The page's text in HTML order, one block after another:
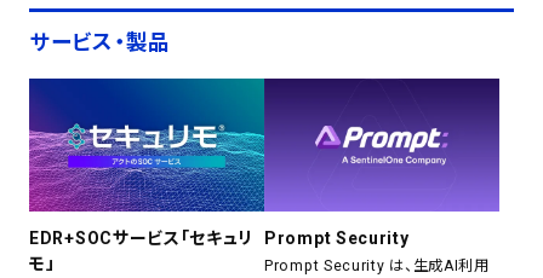
サービス・製品
EDR+SOCサービス「セキュリ
モ」
Prompt Security
Prompt Security は、生成AI利用